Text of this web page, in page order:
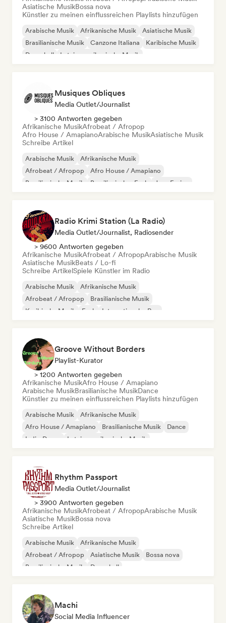
Asiatische MusikBossa nova
Künstler zu meinen einflussreichen Playlists hinzufügen
Arabische Musik Afrikanische Musik
Asiatische Musik
Brasilianische Musik
Canzone Italiana
Karibische Musik
Dancehall
Lateinamerikanische Musik
Musiques Obliques
Media Outlet/Journalist
> 3100 Antworten gegeben
Afrikanische MusikAfrobeat / Afropop
Afro House / AmapianoArabische MusikAsiatische Musik
Schreibe Artikel
Arabische Musik
Afrikanische Musik
Afrobeat / Afropop
Afro House / Amapiano
Brasilianische Musik
Brasilianischer Funk
Jazz-Fusion
Radio Krimi Station (La Radio)
Media Outlet/Journalist, Radiosender
> 9600 Antworten gegeben
Afrikanische MusikAfrobeat / AfropopArabische Musik
Asiatische MusikBeats / Lo-fi
Schreibe ArtikelSpiele Künstler im Radio
Arabische Musik
Afrikanische Musik
Afrobeat / Afropop
Brasilianische Musik
Karibische Musik
Funk
Internationaler Rap
Groove Without Borders
Playlist-Kurator
> 1200 Antworten gegeben
Afrikanische MusikAfro House / Amapiano
Arabische MusikBrasilianische MusikDance
Künstler zu meinen einflussreichen Playlists hinzufügen
Arabische Musik
Afrikanische Musik
Afro House / Amapiano
Brasilianische Musik
Dance
Indie-Dance
Lateinamerikanische Musik
Rhythm Passport
Media Outlet/Journalist
> 3900 Antworten gegeben
Afrikanische MusikAfrobeat / AfropopArabische Musik
Asiatische MusikBossa nova
Schreibe Artikel
Arabische Musik
Afrikanische Musik
Afrobeat / Afropop
Asiatische Musik
Bossa nova
Brasilianische Musik
Dancehall
Machi
Social Media Influencer